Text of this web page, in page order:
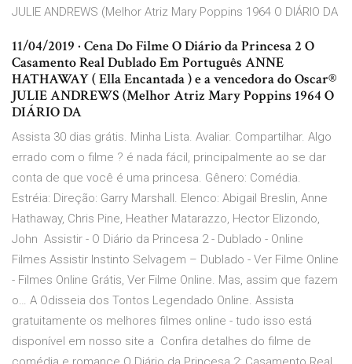
JULIE ANDREWS (Melhor Atriz Mary Poppins 1964 O DIÁRIO DA
11/04/2019 · Cena Do Filme O Diário da Princesa 2 O
Casamento Real Dublado Em Português ANNE
HATHAWAY ( Ella Encantada ) e a vencedora do Oscar®
JULIE ANDREWS (Melhor Atriz Mary Poppins 1964 O
DIÁRIO DA
Assista 30 dias grátis. Minha Lista. Avaliar. Compartilhar. Algo
errado com o filme ? é nada fácil, principalmente ao se dar
conta de que você é uma princesa. Gênero: Comédia.
Estréia: Direção: Garry Marshall. Elenco: Abigail Breslin, Anne
Hathaway, Chris Pine, Heather Matarazzo, Hector Elizondo,
John Assistir - O Diário da Princesa 2 - Dublado - Online
Filmes Assistir Instinto Selvagem – Dublado - Ver Filme Online
- Filmes Online Grátis, Ver Filme Online. Mas, assim que fazem
o… A Odisseia dos Tontos Legendado Online. Assista
gratuitamente os melhores filmes online - tudo isso está
disponível em nosso site a Confira detalhes do filme de